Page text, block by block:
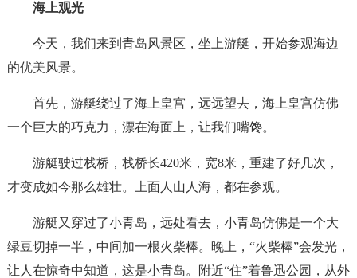
海上观光
今天，我们来到青岛风景区，坐上游艇，开始参观海边
的优美风景。
首先，游艇绕过了海上皇宫，远远望去，海上皇宫仿佛
一个巨大的巧克力，漂在海面上，让我们嘴馋。
游艇驶过栈桥，栈桥长420米，宽8米，重建了好几次，
才变成如今那么雄壮。上面人山人海，都在参观。
游艇又穿过了小青岛，远处看去，小青岛仿佛是一个大
绿豆切掉一半，中间加一根火柴棒。晚上，“火柴棒”会发光，
让人在惊奇中知道，这是小青岛。附近“住”着鲁迅公园，从外